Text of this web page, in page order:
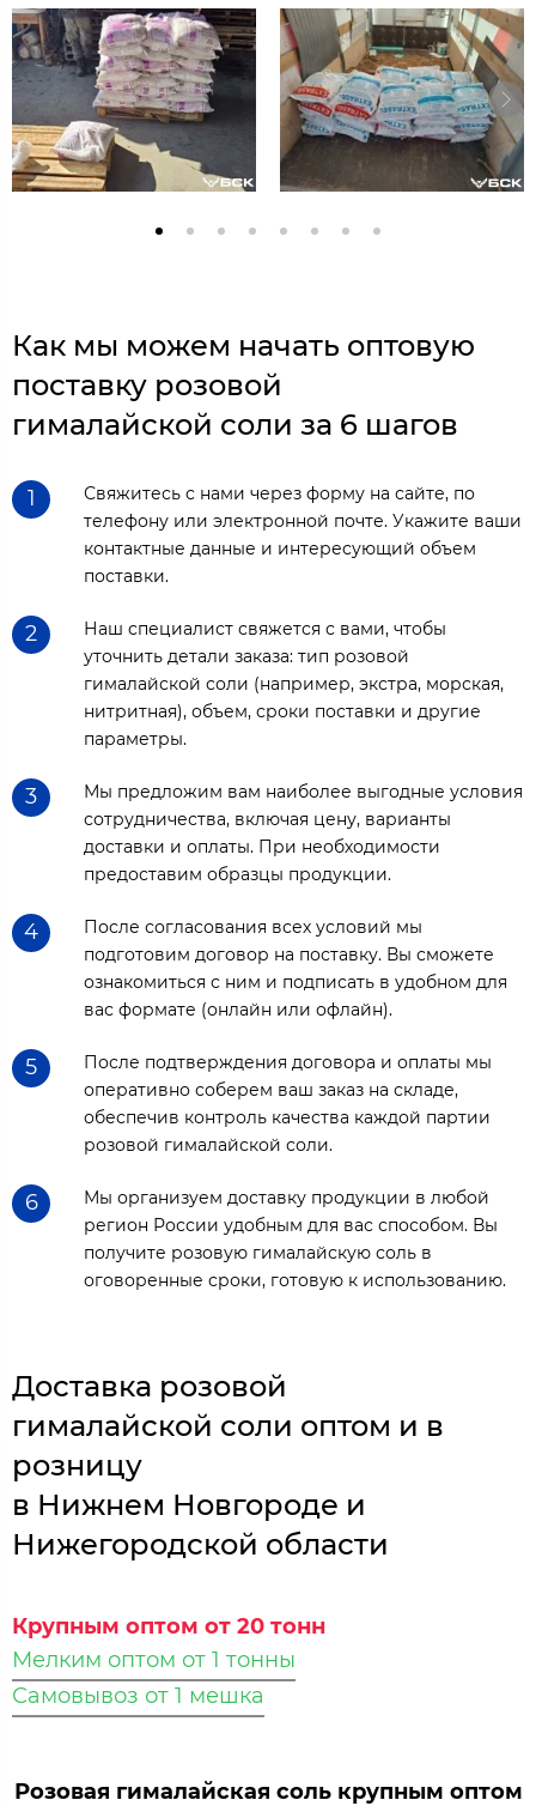
Как мы можем начать оптовую
поставку розовой
гималайской соли за 6 шагов
1
Свяжитесь с нами через форму на сайте, по
телефону или электронной почте. Укажите ваши
контактные данные и интересующий объем
поставки.
2
Наш специалист свяжется с вами, чтобы
уточнить детали заказа: тип розовой
гималайской соли (например, экстра, морская,
нитритная), объем, сроки поставки и другие
параметры.
3
Мы предложим вам наиболее выгодные условия
сотрудничества, включая цену, варианты
доставки и оплаты. При необходимости
предоставим образцы продукции.
4
После согласования всех условий мы
подготовим договор на поставку. Вы сможете
ознакомиться с ним и подписать в удобном для
вас формате (онлайн или офлайн).
5
После подтверждения договора и оплаты мы
оперативно соберем ваш заказ на складе,
обеспечив контроль качества каждой партии
розовой гималайской соли.
6
Мы организуем доставку продукции в любой
регион России удобным для вас способом. Вы
получите розовую гималайскую соль в
оговоренные сроки, готовую к использованию.
Доставка розовой
гималайской соли оптом и в
розницу
в Нижнем Новгороде и
Нижегородской области
Крупным оптом от 20 тонн
Мелким оптом от 1 тонны
Самовывоз от 1 мешка
Розовая гималайская соль крупным оптом